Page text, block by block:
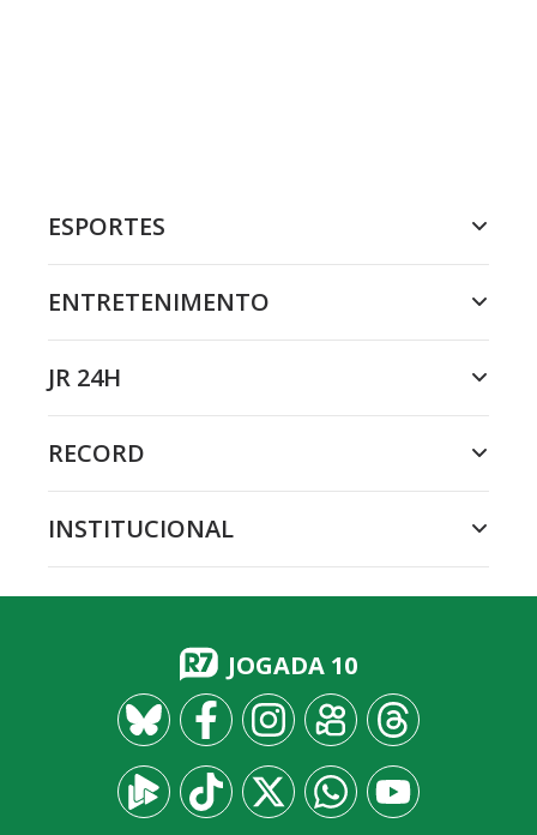
ESPORTES
ENTRETENIMENTO
JR 24H
RECORD
INSTITUCIONAL
JOGADA 10